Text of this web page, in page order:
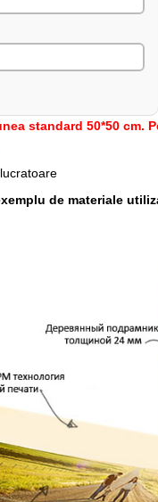
standard 50*50 cm.
de materiale